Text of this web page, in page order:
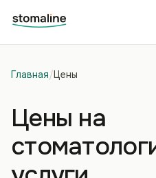
Главная/Цены
Цены на